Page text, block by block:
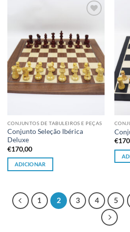
desejos
CONJUNTOS DE TABULEIROS E PEÇAS
Conjunto Seleção Ibérica
Deluxe
€170,00
ADICIONAR
€
1 2 3 4 5